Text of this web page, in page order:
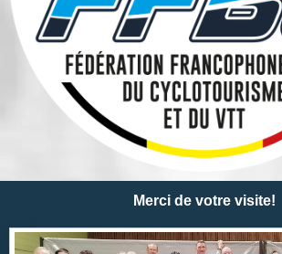
Merci de votre visite!